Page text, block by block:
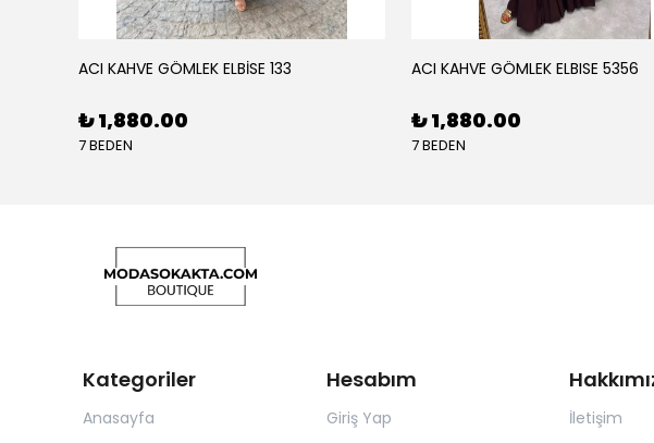
ACI KAHVE GÖMLEK ELBİSE 133
₺ 1,880.00
7 BEDEN
ACI KAHVE GÖMLEK ELBISE 5356
₺ 1,880.00
7 BEDEN
Kategoriler
Anasayfa
Hesabım
Giriş Yap
İletişim